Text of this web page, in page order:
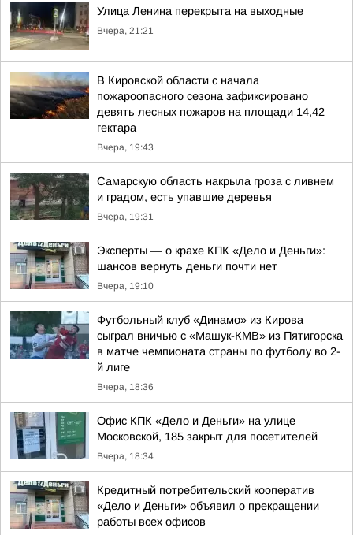
Улица Ленина перекрыта на выходные
Вчера, 21:21
В Кировской области с начала
пожароопасного сезона зафиксировано
девять лесных пожаров на площади 14,42
гектара
Вчера, 19:43
Самарскую область накрыла гроза с ливнем
и градом, есть упавшие деревья
Вчера, 19:31
Эксперты — о крахе КПК «Дело и Деньги»:
шансов вернуть деньги почти нет
Вчера, 19:10
Футбольный клуб «Динамо» из Кирова
сыграл вничью с «Машук-КМВ» из Пятигорска
в матче чемпионата страны по футболу во 2-
й лиге
Вчера, 18:36
Офис КПК «Дело и Деньги» на улице
Московской, 185 закрыт для посетителей
Вчера, 18:34
Кредитный потребительский кооператив
«Дело и Деньги» объявил о прекращении
работы всех офисов